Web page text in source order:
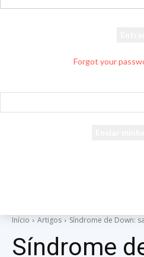
Forgot your
Início Artigos Síndrome de Down:
Síndrome